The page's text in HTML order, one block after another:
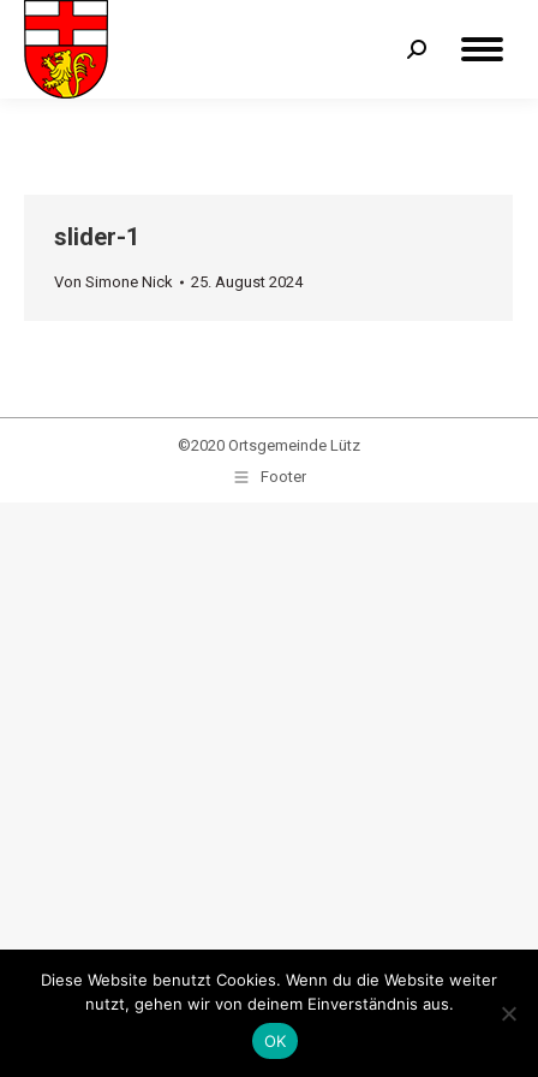
Search:
slider-1
Von Simone Nick 25. August 2024
©2020 Ortsgemeinde Lütz
Footer
Diese Website benutzt Cookies. Wenn du die Website weiter
nutzt, gehen wir von deinem Einverständnis aus.
OK